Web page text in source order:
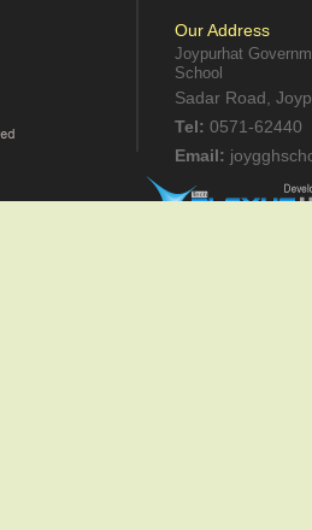
Our Address
Joypurhat
School
Sadar Road,
Tel: 0571-62440
Email: